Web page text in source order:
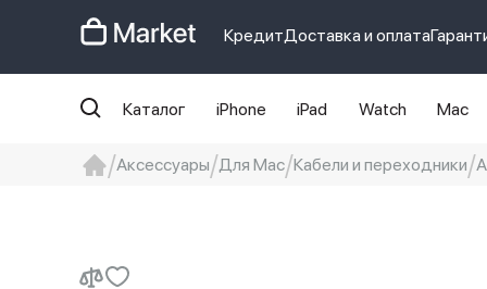
КредитДоставка и оплата
Каталог iPhone iPad Watch Mac
Аксессуары Для Mac Кабели и переходники